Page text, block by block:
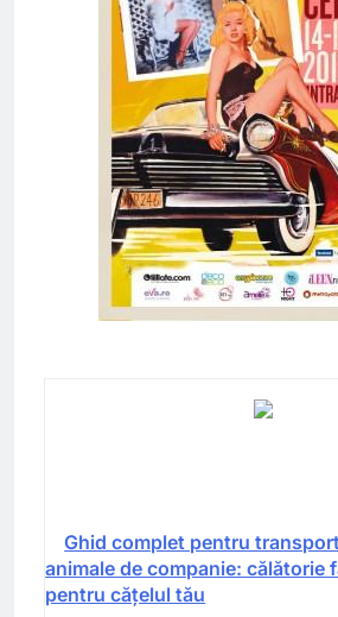
Ghid complet pentru
animale de companie: călătorie
pentru cățelul tău